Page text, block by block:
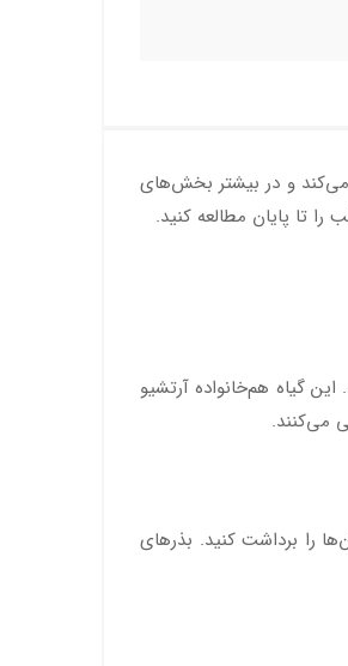
می‌کند و در بیشتر بخش‌های
تا پایان مطالعه کنید.
این گیاه هم‌خانواده آرتشیو
می‌کنند.
بوده و می‌توانید آن‌ها را برداشت کنید. بذرهای